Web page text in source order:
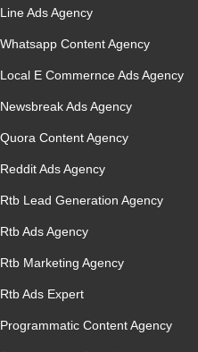
Line Ads Agency
Whatsapp Content Agency
Local E Commernce Ads Agency
Newsbreak Ads Agency
Quora Content Agency
Reddit Ads Agency
Rtb Lead Generation Agency
Rtb Ads Agency
Rtb Marketing Agency
Rtb Ads Expert
Programmatic Content Agency